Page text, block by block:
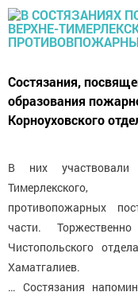
Состязания,
образования
Корноуховского
В них участвовали
Тимерлекского,
противопожарных
части.
Чистопольского
Хаматгалиев.
… Состязания